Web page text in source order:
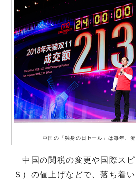
中国の「独身の日セール」は毎年、
中国の関税の変更や国際スピ
Ｓ）の値上げなどで、落ち着